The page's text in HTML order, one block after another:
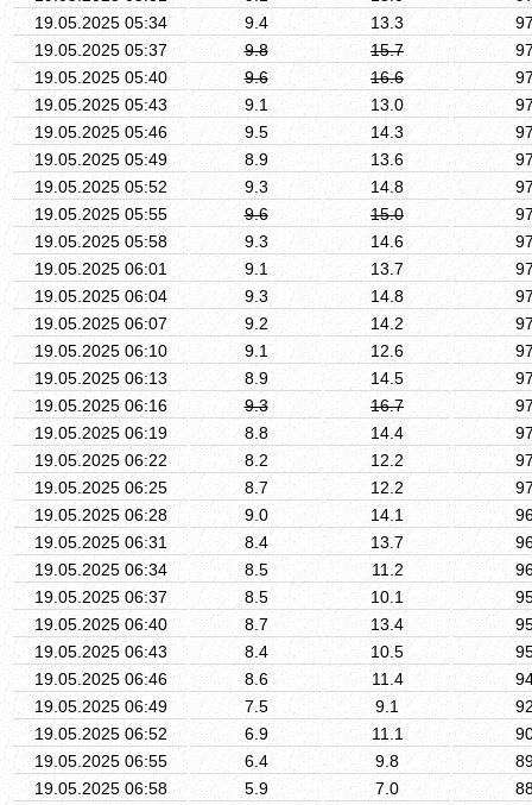
19.05.2025 05:34
9.4 13.3
19.05.2025 05:37
9.8 15.7
19.05.2025 05:40
9.6 16.6
19.05.2025 05:43
9.1 13.0
19.05.2025 05:46
9.5 14.3
19.05.2025 05:49
8.9 13.6
19.05.2025 05:52
9.3 14.8
19.05.2025 05:55
9.6 15.0
19.05.2025 05:58
9.3 14.6
19.05.2025 06:01
9.1 13.7
19.05.2025 06:04
9.3 14.8
19.05.2025 06:07
9.2 14.2
19.05.2025 06:10
9.1 12.6
19.05.2025 06:13
8.9 14.5
19.05.2025 06:16
9.3 16.7
19.05.2025 06:19
8.8 14.4
19.05.2025 06:22
8.2 12.2
19.05.2025 06:25
8.7 12.2
19.05.2025 06:28
9.0 14.1
19.05.2025 06:31
8.4 13.7
19.05.2025 06:34
8.5 11.2
19.05.2025 06:37
8.5 10.1
19.05.2025 06:40
8.7 13.4
19.05.2025 06:43
8.4 10.5
19.05.2025 06:46
8.6 11.4
19.05.2025 06:49
7.5 9.1
19.05.2025 06:52
6.9 11.1
19.05.2025 06:55
6.4 9.8
19.05.2025 06:58
5.9 7.0